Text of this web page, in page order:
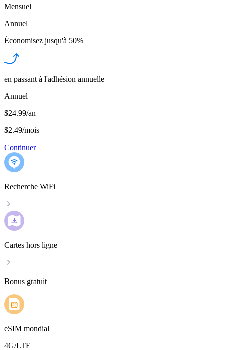
Mensuel
Annuel
Économisez jusqu'à 50%
en passant à l'adhésion annuelle
Annuel
$24.99/an
$2.49/mois
Continuer
Recherche WiFi
Cartes hors ligne
Bonus gratuit
eSIM mondial
4G/LTE